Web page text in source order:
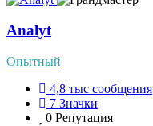
Analyt
Опытный
4,8 тыс сообщения
7 Значки
0 Репутация